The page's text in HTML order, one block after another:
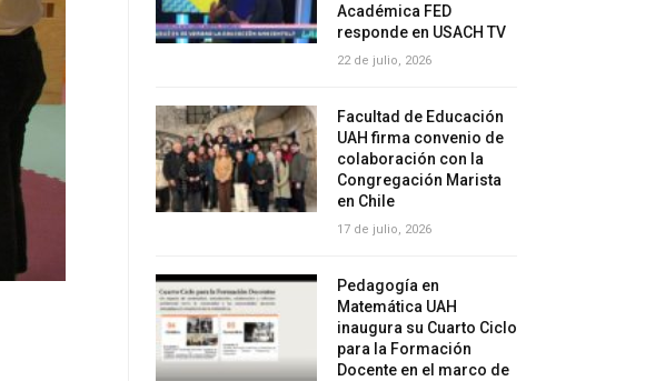
Académica FED
responde en USACH TV
22 de julio, 2026
Facultad de Educación
UAH firma convenio de
colaboración con la
Congregación Marista
en Chile
17 de julio, 2026
Pedagogía en
Matemática UAH
inaugura su Cuarto Ciclo
para la Formación
Docente en el marco de